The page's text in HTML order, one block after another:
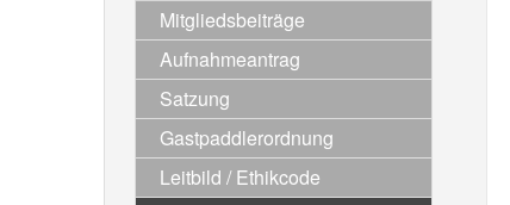
Mitgliedsbeiträge
Aufnahmeantrag
Satzung
Gastpaddlerordnung
Leitbild / Ethikcode